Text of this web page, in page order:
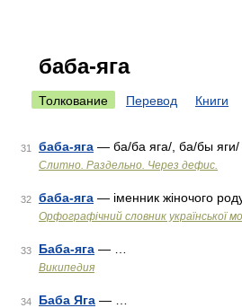
баба-яга
Толкование Перевод Книги
31 баба-яга — ба/ба яга/, ба/бы яги/
Слитно. Раздельно. Через дефис.
32 баба-яга — іменник жіночого
Орфографічний словник української
33 Баба-яга — …
Википедия
34 Баба Яга — …